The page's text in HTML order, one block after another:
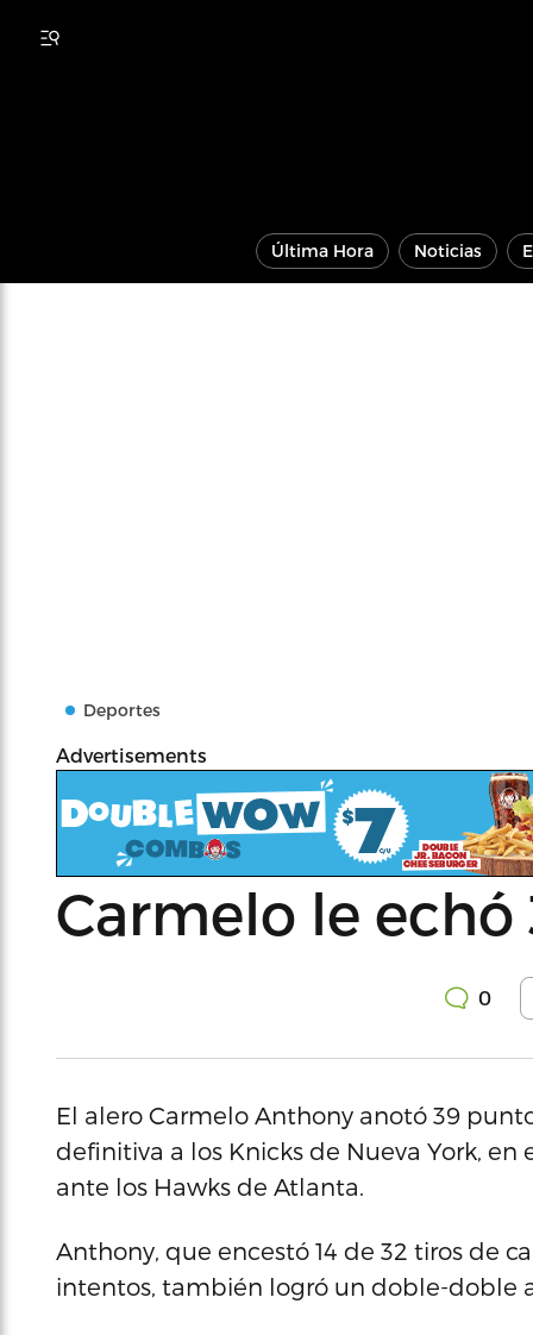
Última Hora Noticias
Deportes
Advertisements
Carmelo le echó
0
El alero Carmelo Anthony anotó 39
definitiva a los Knicks de Nueva York, en
ante los Hawks de Atlanta.
Anthony, que encestó 14 de 32 tiros de
intentos, también logró un doble-doble